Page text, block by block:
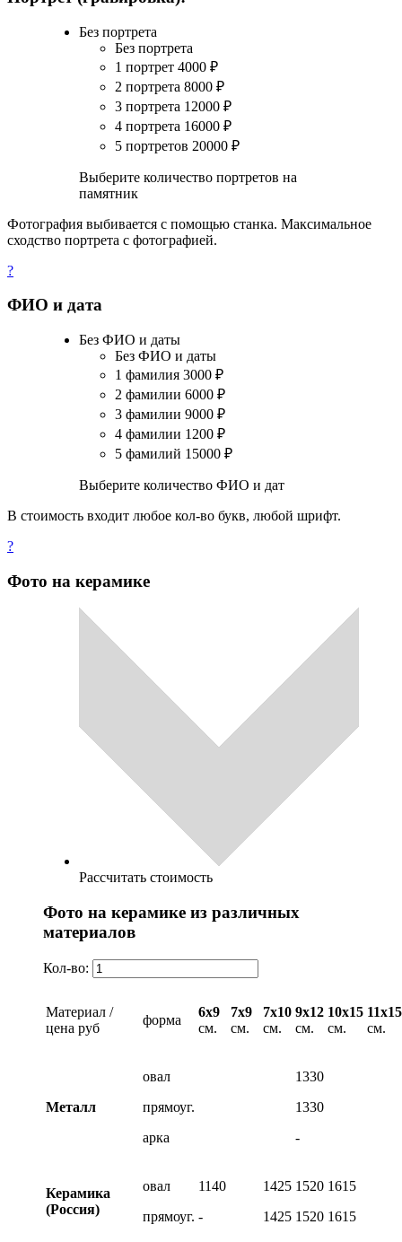
Без портрета
Без портрета
1 портрет 4000 ₽
2 портрета 8000 ₽
3 портрета 12000 ₽
4 портрета 16000 ₽
5 портретов 20000 ₽
Выберите количество портретов на
памятник
Фотография выбивается с помощью станка. Максимальное
сходство портрета с фотографией.
?
ФИО и дата
Без ФИО и даты
Без ФИО и даты
1 фамилия 3000 ₽
2 фамилии 6000 ₽
3 фамилии 9000 ₽
4 фамилии 1200 ₽
5 фамилий 15000 ₽
Выберите количество ФИО и дат
В стоимость входит любое кол-во букв, любой шрифт.
?
Фото на керамике
Рассчитать стоимость
Фото на керамике из различных
материалов
Кол-во:
Материал /
цена руб
форма
6х9
см.
7х9
см.
7х10
см.
9х12
см.
10х15
см.
11х15
см.
Металл
овал
прямоуг.
арка
1330
1330
-
Керамика
(Россия)
овал
прямоуг.
1140
-
1425
1425
1520
1520
1615
1615